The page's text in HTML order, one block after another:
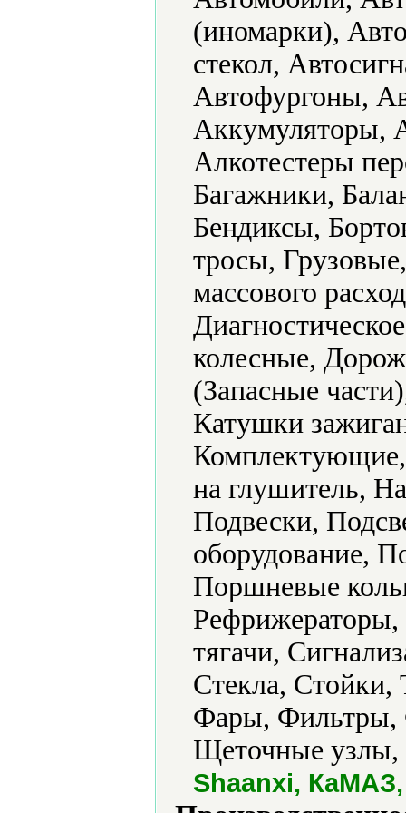
(иномарки),
стекол,
Автофургоны,
Аккумуляторы,
Алкотестеры
Багажники,
Бендиксы,
тросы,
массового
колесные,
(Запасные
Катушки
на глушитель,
Подвески,
оборудование,
Поршневые
тягачи,
Стекла, Стойки,
Фары,
Щеточные узлы,
Shaanxi,